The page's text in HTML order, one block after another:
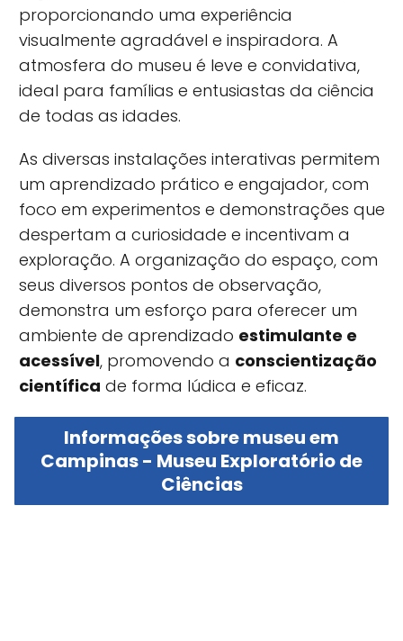
proporcionando uma experiência
visualmente agradável e inspiradora. A
atmosfera do museu é leve e convidativa,
ideal para famílias e entusiastas da ciência
de todas as idades.
As diversas instalações interativas permitem
um aprendizado prático e engajador, com
foco em experimentos e demonstrações que
despertam a curiosidade e incentivam a
exploração. A organização do espaço, com
seus diversos pontos de observação,
demonstra um esforço para oferecer um
ambiente de aprendizado estimulante e
acessível, promovendo a conscientização
científica de forma lúdica e eficaz.
Informações sobre museu em
Campinas - Museu Exploratório de
Ciências